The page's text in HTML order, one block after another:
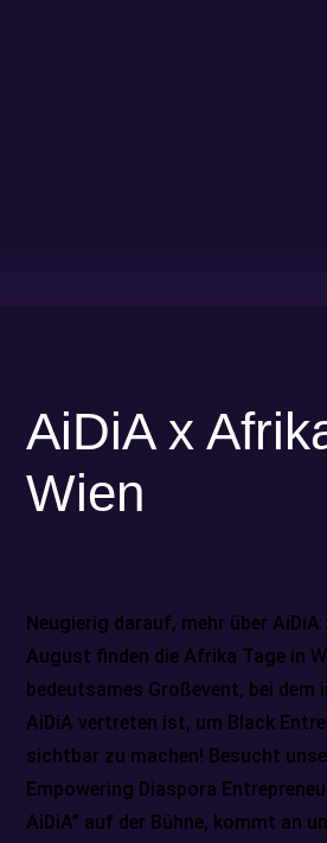
AiDiA x
Wien
Neugierig darauf, mehr über
August finden die Afrika Tage in
bedeutsames Großevent, bei dem
AiDiA vertreten ist, um Black
sichtbar zu machen! Besucht
Empowering Diaspora
AiDiA” auf der Bühne, kommt an